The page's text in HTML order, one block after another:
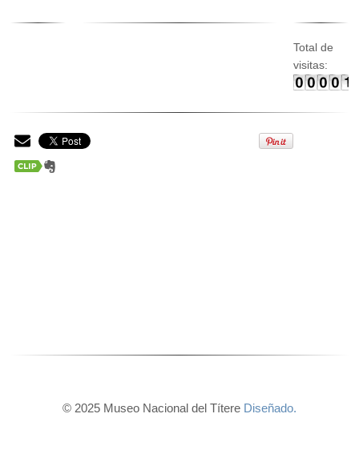
Total de
visitas:
© 2025 Museo Nacional del Títere Diseñado.